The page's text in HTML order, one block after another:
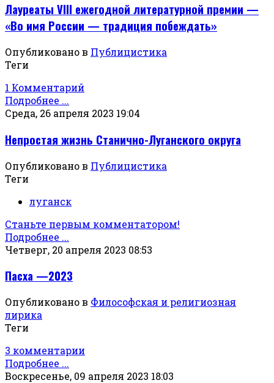
Лауреаты VIII ежегодной литературной премии —
«Во имя России — традиция побеждать»
Опубликовано в Публицистика
Теги
1 Комментарий
Подробнее ...
Среда, 26 апреля 2023 19:04
Непростая жизнь Станично-Луганского округа
Опубликовано в Публицистика
Теги
луганск
Станьте первым комментатором!
Подробнее ...
Четверг, 20 апреля 2023 08:53
Пасха —2023
Опубликовано в Философская и религиозная
лирика
Теги
3 комментарии
Подробнее ...
Воскресенье, 09 апреля 2023 18:03